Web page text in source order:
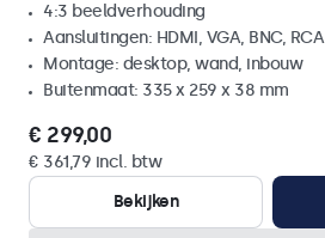
4:3 beeldverhouding
Aansluitingen: HDMI, VGA, BNC, RCA
Montage: desktop, wand, inbouw
Buitenmaat: 335 x 259 x 38 mm
€ 299,00
€ 361,79 incl. btw
Bekijken